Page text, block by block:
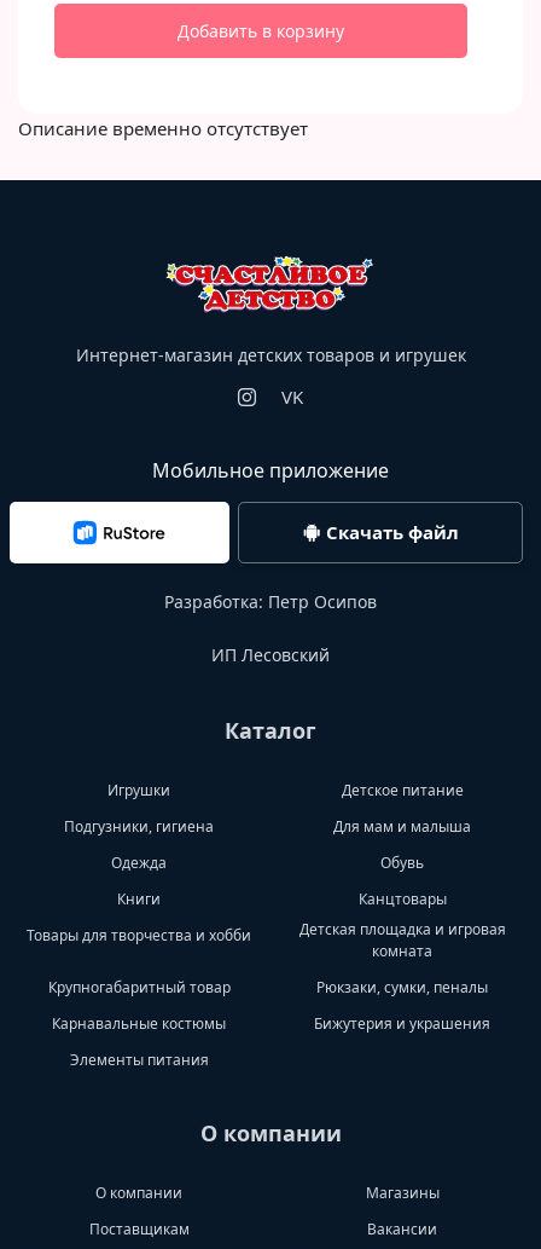
Добавить в корзину
Описание временно отсутствует
Интернет-магазин детских товаров и игрушек
VK
Мобильное приложение
Скачать файл
Разработка: Петр Осипов
ИП Лесовский
Каталог
Игрушки
Детское питание
Подгузники, гигиена
Для мам и малыша
Одежда
Обувь
Книги
Канцтовары
Товары для творчества и хобби
Детская площадка и игровая
комната
Крупногабаритный товар
Рюкзаки, сумки, пеналы
Карнавальные костюмы
Бижутерия и украшения
Элементы питания
О компании
О компании
Магазины
Поставщикам
Вакансии